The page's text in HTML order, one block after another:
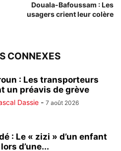
Douala-Bafoussam : Les
usagers crient leur colère
CONNEXES
: Les transporteurs
un préavis de grève
Dassie - 7 août 2026
: Le « zizi » d’un enfant
d’une...